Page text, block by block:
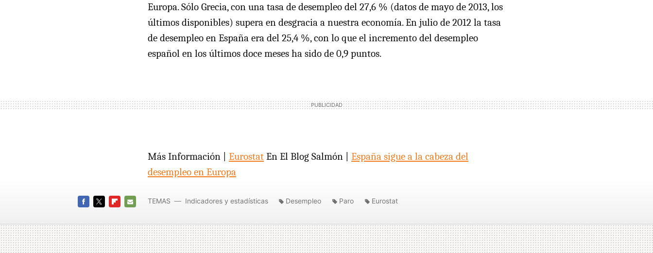
Europa. Sólo Grecia, con una tasa de desempleo del 27,6 % (datos de mayo de 2013, los
últimos disponibles) supera en desgracia a nuestra economía. En julio de 2012 la tasa
de desempleo en España era del 25,4 %, con lo que el incremento del desempleo
español en los últimos doce meses ha sido de 0,9 puntos.
Más Información | Eurostat En El Blog Salmón | España sigue a la cabeza del
desempleo en Europa
MAIL
TEMAS Indicadores y estadísticas Desempleo Paro Eurostat